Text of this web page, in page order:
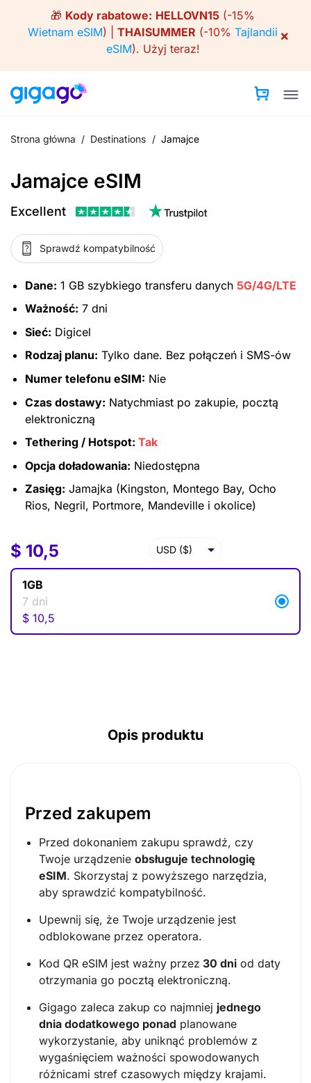
🎁 Kody rabatowe: HELLOVN15 (-15%
Wietnam eSIM) | THAISUMMER (-10% Tajlandii
eSIM). Użyj teraz!
×
Strona główna / Destinations / Jamajce
Jamajce eSIM
Excellent
Sprawdź kompatybilność
Dane: 1 GB szybkiego transferu danych 5G/4G/LTE
Ważność: 7 dni
Sieć: Digicel
Rodzaj planu: Tylko dane. Bez połączeń i SMS-ów
Numer telefonu eSIM: Nie
Czas dostawy: Natychmiast po zakupie, pocztą
elektroniczną
Tethering / Hotspot: Tak
Opcja doładowania: Niedostępna
Zasięg: Jamajka (Kingston, Montego Bay, Ocho
Rios, Negril, Portmore, Mandeville i okolice)
$ 10,5 USD ($)
1GB
7 dni
$ 10,5
$ 10,5
Opis produktu
Przed zakupem
Przed dokonaniem zakupu sprawdź, czy
Twoje urządzenie obsługuje technologię
eSIM. Skorzystaj z powyższego narzędzia,
aby sprawdzić kompatybilność.
Upewnij się, że Twoje urządzenie jest
odblokowane przez operatora.
Kod QR eSIM jest ważny przez 30 dni od daty
otrzymania go pocztą elektroniczną.
Gigago zaleca zakup co najmniej jednego
dnia dodatkowego ponad planowane
wykorzystanie, aby uniknąć problemów z
wygaśnięciem ważności spowodowanych
różnicami stref czasowych między krajami.